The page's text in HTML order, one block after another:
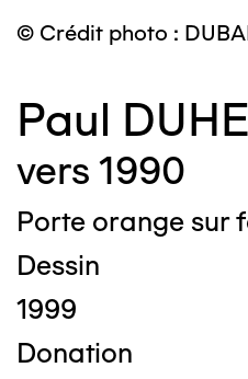
© Crédit photo :
Paul
vers 1990
Porte orange sur
Dessin
1999
Donation